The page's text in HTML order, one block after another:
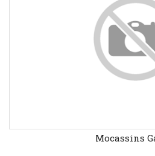
Mocassins